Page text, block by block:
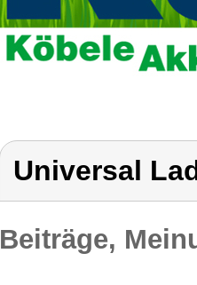
Universal
Beiträge,